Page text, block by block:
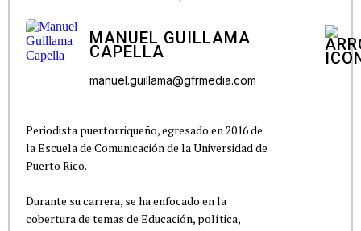
MANUEL GUILLAMA
CAPELLA
manuel.guillama@gfrmedia.com
Periodista puertorriqueño, egresado en 2016 de
la Escuela de Comunicación de la Universidad de
Puerto Rico.
Durante su carrera, se ha enfocado en la
cobertura de temas de Educación, política,